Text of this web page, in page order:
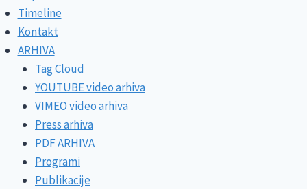
Timeline
Kontakt
ARHIVA
Tag Cloud
YOUTUBE video arhiva
VIMEO video arhiva
Press arhiva
PDF ARHIVA
Programi
Publikacije